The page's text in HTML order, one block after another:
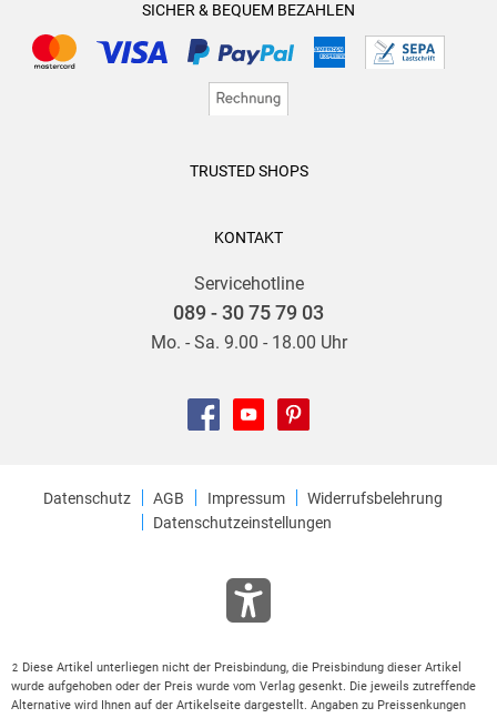
SICHER & BEQUEM BEZAHLEN
TRUSTED SHOPS
KONTAKT
Servicehotline
089 - 30 75 79 03
Mo. - Sa. 9.00 - 18.00 Uhr
Datenschutz AGB Impressum
Widerrufsbelehrung
Datenschutzeinstellungen
2 Diese Artikel unterliegen nicht der Preisbindung, die Preisbindung dieser Artikel
wurde aufgehoben oder der Preis wurde vom Verlag gesenkt. Die jeweils zutreffende
Alternative wird Ihnen auf der Artikelseite dargestellt. Angaben zu Preissenkungen